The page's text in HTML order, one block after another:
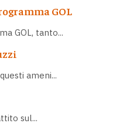
GOL
GOL, tanto...
ameni...
sul...